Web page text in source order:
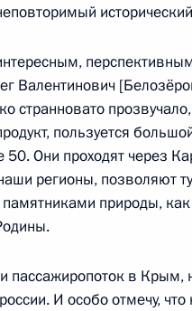
съезд
16:05 Москва
года, четверг
Путиным
Валентинович
странновато
пользуется
Они проходят через
регионы, позволяют
природы,
пассажиропоток в
И особо отмечу,